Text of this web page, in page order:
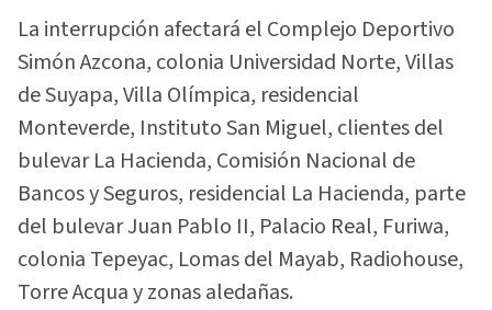
La interrupción afectará el Complejo Deportivo
Simón Azcona, colonia Universidad Norte, Villas
de Suyapa, Villa Olímpica, residencial
Monteverde, Instituto San Miguel, clientes del
bulevar La Hacienda, Comisión Nacional de
Bancos y Seguros, residencial La Hacienda, parte
del bulevar Juan Pablo II, Palacio Real, Furiwa,
colonia Tepeyac, Lomas del Mayab, Radiohouse,
Torre Acqua y zonas aledañas.